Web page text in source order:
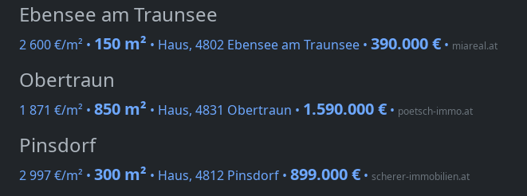
Ebensee am Traunsee
2 600 €/m² • 150 m² • Haus, 4802 Ebensee am Traunsee • 390.000 € • miareal.at
Obertraun
1 871 €/m² • 850 m² • Haus, 4831 Obertraun • 1.590.000 € • poetsch-immo.at
Pinsdorf
2 997 €/m² • 300 m² • Haus, 4812 Pinsdorf • 899.000 € • scherer-immobilien.at